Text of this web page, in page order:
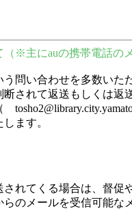
※主にauの携帯電話の
問い合わせを多数いた
されて返送もしくは返
ます。
れてくる場合は、督
のメールを受信可能な